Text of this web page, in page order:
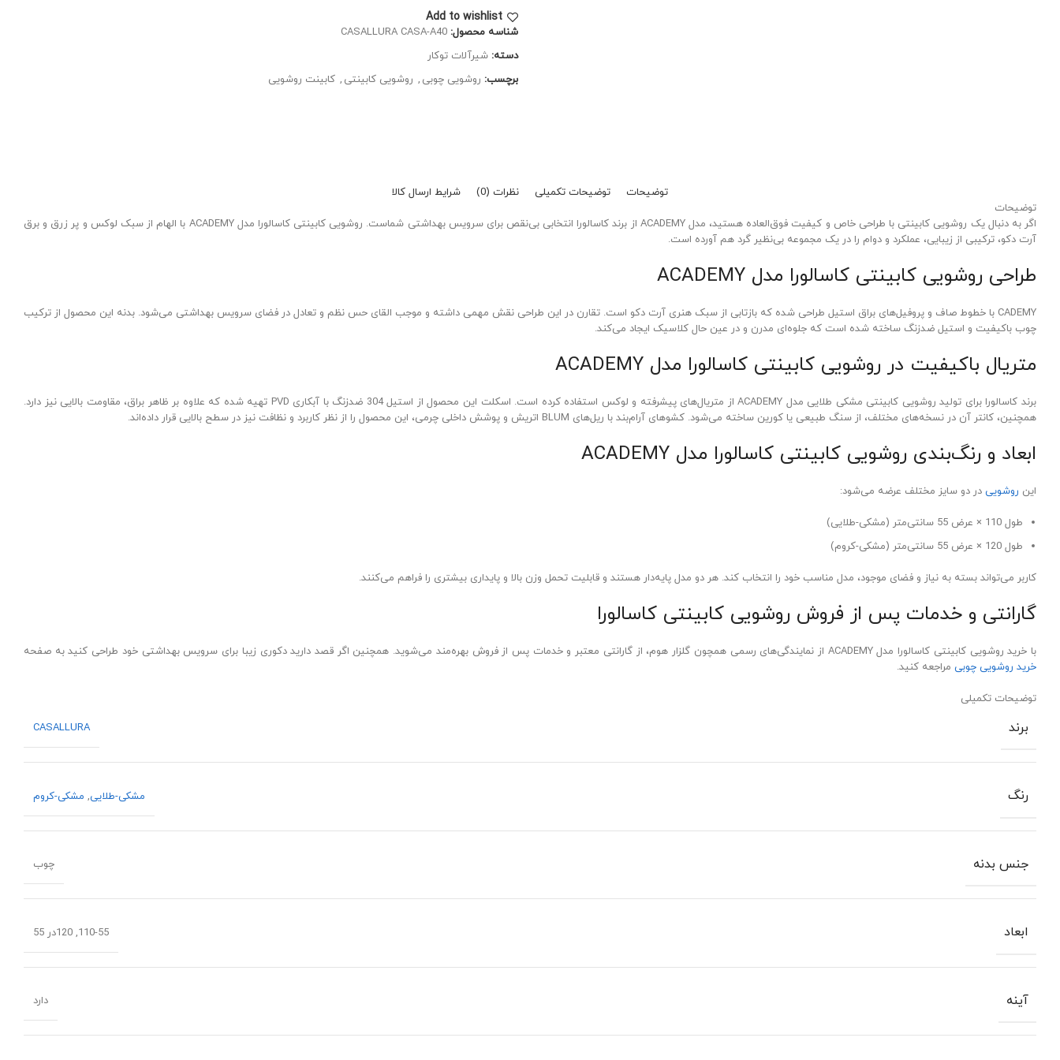
Add to wishlist
شناسه محصول: CASALLURA CASA-A40
دسته: شیرآلات توکار
برچسب: روشویی چوبی , روشویی کابینتی , کابینت روشویی
توضیحات توضیحات تکمیلی نظرات (0)
شرایط ارسال کالا
توضیحات
اگر به دنبال یک روشویی کابینتی با طراحی خاص و کیفیت فوق‌العاده هستید، مدل ACADEMY از برند کاسالورا انتخابی بی‌نقص برای سرویس بهداشتی شماست. روشویی کابینتی کاسالورا مدل ACADEMY با الهام از سبک لوکس و پر زرق و برق
آرت دکو، ترکیبی از زیبایی، عملکرد و دوام را در یک مجموعه بی‌نظیر گرد هم آورده است.
طراحی روشویی کابینتی کاسالورا مدل ACADEMY
CADEMY با خطوط صاف و پروفیل‌های براق استیل طراحی شده که بازتابی از سبک هنری آرت دکو است. تقارن در این طراحی نقش مهمی داشته و موجب القای حس نظم و تعادل در فضای سرویس بهداشتی می‌شود. بدنه این محصول از ترکیب
چوب باکیفیت و استیل ضدزنگ ساخته شده است که جلوه‌ای مدرن و در عین حال کلاسیک ایجاد می‌کند.
متریال باکیفیت در روشویی کابینتی کاسالورا مدل ACADEMY
برند کاسالورا برای تولید روشویی کابینتی مشکی طلایی مدل ACADEMY از متریال‌های پیشرفته و لوکس استفاده کرده است. اسکلت این محصول از استیل 304 ضدزنگ با آبکاری PVD تهیه شده که علاوه بر ظاهر براق، مقاومت بالایی نیز دارد.
همچنین، کانتر آن در نسخه‌های مختلف، از سنگ طبیعی یا کورین ساخته می‌شود. کشوهای آرام‌بند با ریل‌های BLUM اتریش و پوشش داخلی چرمی، این محصول را از نظر کاربرد و نظافت نیز در سطح بالایی قرار داده‌اند.
ابعاد و رنگ‌بندی روشویی کابینتی کاسالورا مدل ACADEMY
این روشویی در دو سایز مختلف عرضه می‌شود:
طول 110 × عرض 55 سانتی‌متر (مشکی-طلایی)
طول 120 × عرض 55 سانتی‌متر (مشکی-کروم)
کاربر می‌تواند بسته به نیاز و فضای موجود، مدل مناسب خود را انتخاب کند. هر دو مدل پایه‌دار هستند و قابلیت تحمل وزن بالا و پایداری بیشتری را فراهم می‌کنند.
گارانتی و خدمات پس از فروش روشویی کابینتی کاسالورا
با خرید روشویی کابینتی کاسالورا مدل ACADEMY از نمایندگی‌های رسمی همچون گلزار هوم، از گارانتی معتبر و خدمات پس از فروش بهره‌مند می‌شوید. همچنین اگر قصد دارید دکوری زیبا برای سرویس بهداشتی خود طراحی کنید به صفحه
خرید روشویی چوبی مراجعه کنید.
توضیحات تکمیلی
برند CASALLURA
رنگ مشکی-طلایی, مشکی-کروم
جنس بدنه چوب
ابعاد 110-55, 120در 55
آینه دارد